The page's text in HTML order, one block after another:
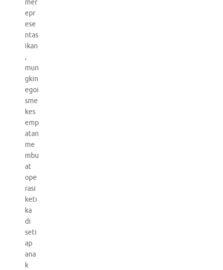
mer
epr
ese
ntas
ikan
,
mun
gkin
egoi
sme
kes
emp
atan
me
mbu
at
ope
rasi
keti
ka
di
seti
ap
ana
k